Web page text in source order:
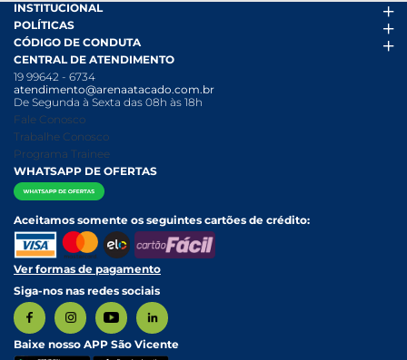
INSTITUCIONAL
Arena Mais
Fácil Pra Pagar
Ofertas
Folheto
Nossas Lojas
Nossa História
Relatório Transparência Salarial
POLÍTICAS
Termos de uso
Política de Trocas e Devoluções
Política de Privacidade
Política Anticorrupção
Política de entrega e Retirada
Política de Pagamento
CÓDIGO DE CONDUTA
Código de conduta PDF
Canal de Denúncias
Canal de Denúncias da Mulher
CENTRAL DE ATENDIMENTO
19 99642 - 6734
atendimento@arenaatacado.com.br
De Segunda à Sexta das 08h às 18h
Fale Conosco
Trabalhe Conosco
Programa Trainee
WHATSAPP DE OFERTAS
Aceitamos somente os seguintes cartões de crédito:
Ver formas de pagamento
Siga-nos nas redes sociais
Baixe nosso APP São Vicente